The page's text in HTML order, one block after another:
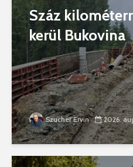
Száz
kerül Bukovina
Szucher Ervin 2026.